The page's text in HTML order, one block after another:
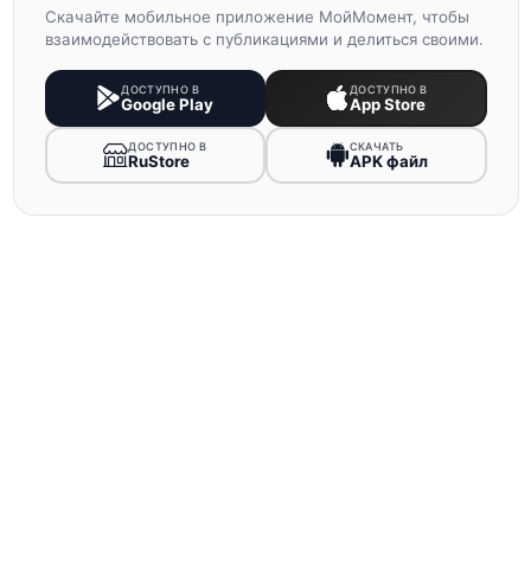
Скачайте мобильное приложение МойМомент, чтобы
взаимодействовать с публикациями и делиться своими.
ДОСТУПНО В
Google Play
ДОСТУПНО В
App Store
ДОСТУПНО В
RuStore
СКАЧАТЬ
APK файл